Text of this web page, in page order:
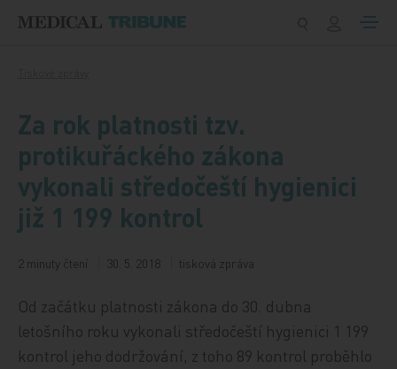
Za rok platnosti tzv.
protikuřáckého zákona
vykonali středočeští hygienici
již 1 199 kontrol
2 minuty čtení 30. 5. 2018 tisková zpráva
Od začátku platnosti zákona do 30. dubna
letošního roku vykonali středočeští hygienici 1 199
kontrol jeho dodržování, z toho 89 kontrol proběhlo